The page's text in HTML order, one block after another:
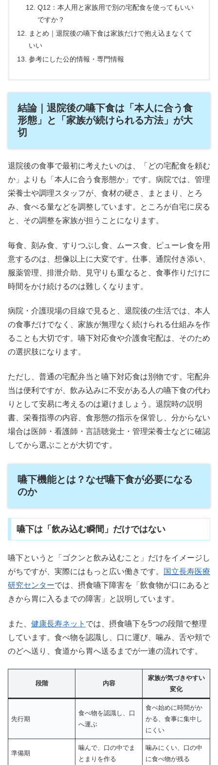
Q12：本人用と家族用で別の宅配食を使ってもいい
ですか？
まとめ｜退院後の嚥下食は家族だけで抱え込まなくて
いい
参考にした公的情報・専門情報
結論｜退院後の嚥下食は「本人に合う食
形態」と「家族が続けられる方法」が大
切
退院後の食事で最初に考えたいのは、「どの宅配食を頼む
か」よりも「本人に合う食形態か」です。病院では、管理
栄養士や調理スタッフが、食材の硬さ、まとまり、とろ
み、食べる量などを調整しています。ところが自宅に戻る
と、その調整を家族が担うことになります。
毎食、刻み食、すりつぶし食、ムース食、ピューレ食を用
意するのは、想像以上に大変です。仕事、通院付き添い、
服薬管理、排泄介助、見守りも重なると、食事作りだけに
時間をかけ続けるのは難しくなります。
病院・介護現場の目線で見ると、退院後の生活では、本人
の食事だけでなく、家族が無理なく続けられる仕組みを作
ることも大切です。嚥下対応食や介護食宅配は、そのため
の選択肢になります。
ただし、普通の宅配弁当と嚥下対応食は別物です。宅配弁
当は便利ですが、飲み込みに不安がある人の嚥下食の代わ
りとして安易に考えるのは避けましょう。退院時の説明
書、栄養指導の内容、食形態の指示を保管し、分からない
場合は医師・看護師・言語聴覚士・管理栄養士などに確認
してから選ぶことが大切です。
嚥下機能とは？なぜ嚥下食が必要になる
のか
嚥下は「飲み込む瞬間」だけではない
嚥下というと「ゴクンと飲み込むこと」だけをイメージし
がちですが、実際にはもっと広い働きです。
国立長寿医療
研究センターでは、摂食嚥下障害を「飲食物が口にあると
きから胃に入るまでの障害」と説明しています。
また、 健康長寿ネット では、摂食嚥下を5つの段階で整理
しています。食べ物を認識し、口に運び、噛み、舌や頬で
のどへ送り、食道から胃へ送るまでが一連の流れです。
段階 内容
家族が気づきやすい
変化
先行期
食べ物を認識し、口
へ運ぶ
食べ始めに時間がか
かる、食事に集中し
にくい
準備期
噛んで、口の中でま
とまりを作る
噛みにくい、口の中
に食べ物が残る